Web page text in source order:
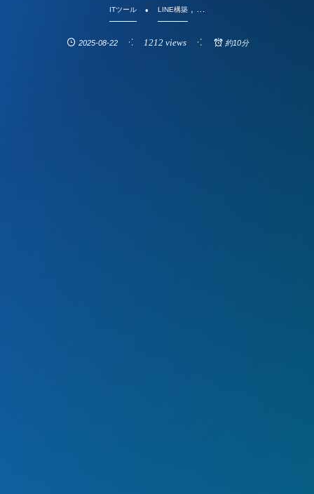
ITツール LINE構築, …
2025-08-22 1212 views 約10分